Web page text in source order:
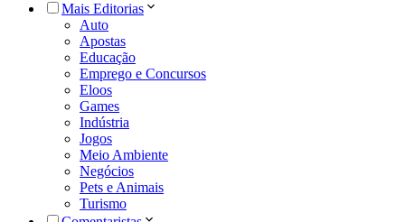
Mais Editorias
Auto
Apostas
Educação
Emprego e Concursos
Eloos
Games
Indústria
Jogos
Meio Ambiente
Negócios
Pets e Animais
Turismo